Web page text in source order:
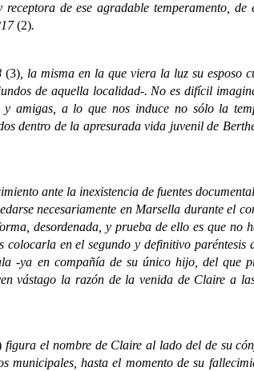
de ese agradable temperamento,
(2).
(3) , la misma en la que viera la luz su esposo
de aquella localidad-. No es difícil
a lo que nos induce no sólo la
dentro de la apresurada vida juvenil de
ante la inexistencia de fuentes
necesariamente en Marsella durante el
desordenada, y prueba de ello es que no
colocarla en el segundo y definitivo
ya en compañía de su único hijo, del que
vástago la razón de la venida de Claire a
figura el nombre de Claire al lado del de su
municipales, hasta el momento de su